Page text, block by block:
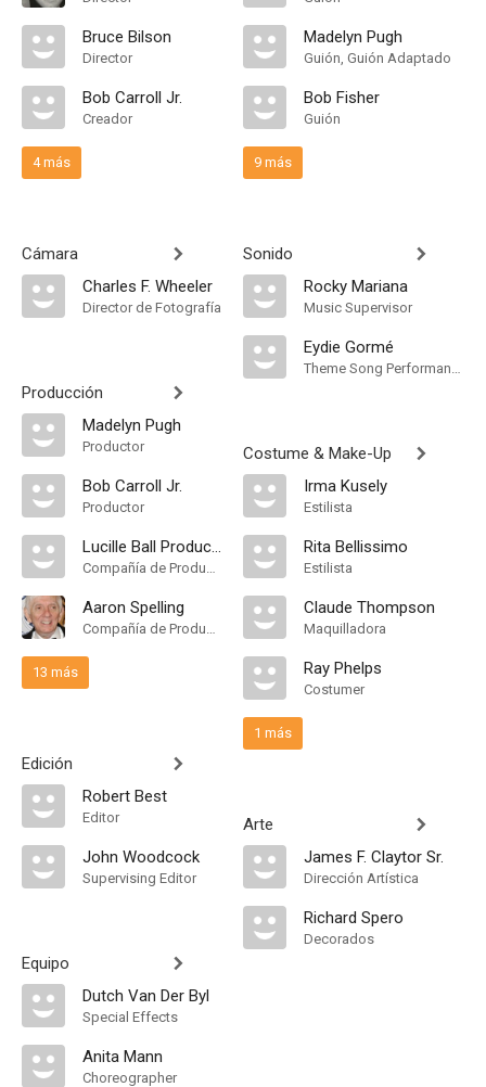
Bruce Bilson
Director
Bob Carroll Jr.
Creador
4 más
Cámara
Charles F. Wheeler
Director de Fotografía
Producción
Madelyn Pugh
Productor
Bob Carroll Jr.
Productor
Lucille Ball Productions
Compañía de Produccion
Aaron Spelling
Compañía de Produccion, Productor Ejecutivo
13 más
Edición
Robert Best
Editor
John Woodcock
Supervising Editor
Equipo
Dutch Van Der Byl
Special Effects
Anita Mann
Choreographer
Madelyn Pugh
Guión, Guión Adaptado
Bob Fisher
Guión
9 más
Sonido
Rocky Mariana
Music Supervisor
Eydie Gormé
Theme Song Performance
Costume & Make-Up
Irma Kusely
Estilista
Rita Bellissimo
Estilista
Claude Thompson
Maquilladora
Ray Phelps
Costumer
1 más
Arte
James F. Claytor Sr.
Dirección Artística
Richard Spero
Decorados